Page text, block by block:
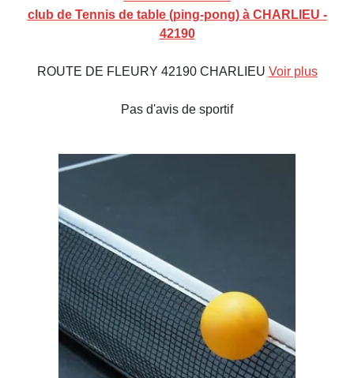
club de Tennis de table (ping-pong) à CHARLIEU -
42190
ROUTE DE FLEURY 42190 CHARLIEU Voir plus
Pas d'avis de sportif